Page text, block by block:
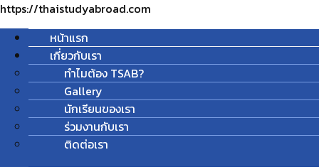
https://thaistudyabroad.com
หน้าแรก
เกี่ยวกับเรา
ทำไมต้อง TSAB?
Gallery
นักเรียนของเรา
ร่วมงานกับเรา
ติดต่อเรา